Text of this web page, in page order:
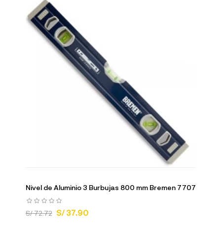
Nivel de Aluminio 3 Burbujas 800 mm Bremen 7707
S/ 72.72 S/ 37.90